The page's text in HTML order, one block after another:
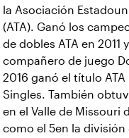
la Asociación
(ATA). Ganó los
de dobles ATA en 2011
compañero de juego
2016 ganó el título
Singles. También
en el Valle de Missouri
como el 5en la división